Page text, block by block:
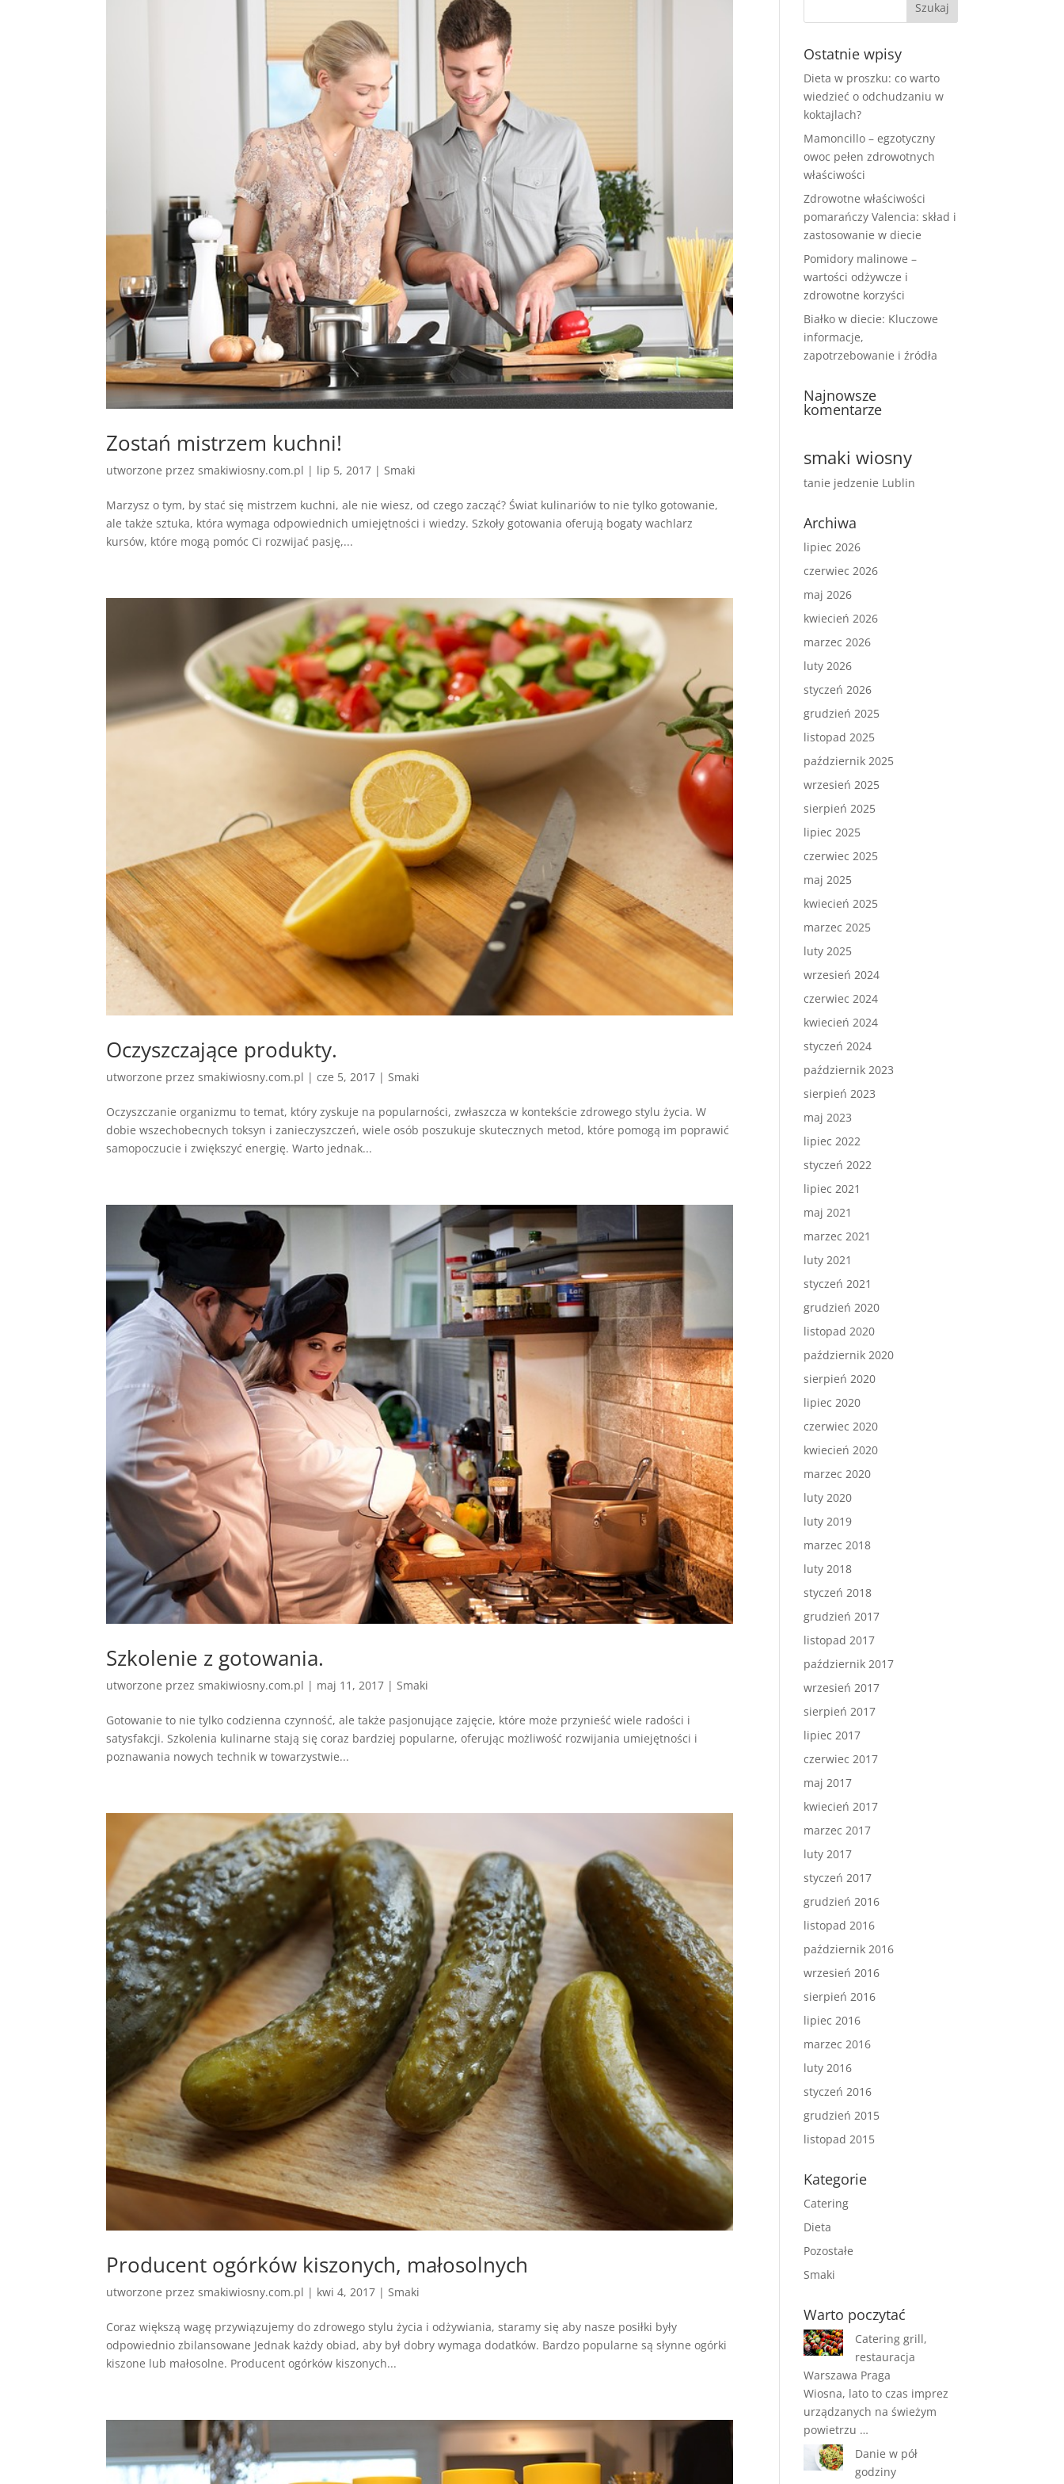
Zostań mistrzem kuchni!
utworzone przezsmakiwiosny.com.pl | lip 5, 2017 |Smaki
Marzysz o tym, by stać się mistrzem kuchni, ale nie wiesz, od czego zacząć? Świat kulinariów to nie tylko gotowanie,
ale także sztuka, która wymaga odpowiednich umiejętności i wiedzy. Szkoły gotowania oferują bogaty wachlarz
kursów, które mogą pomóc Ci rozwijać pasję,...
Oczyszczające produkty.
utworzone przezsmakiwiosny.com.pl |cze 5, 2017 |Smaki
Oczyszczanie organizmu to temat, który zyskuje na popularności, zwłaszcza w kontekście zdrowego stylu życia. W
dobie wszechobecnych toksyn i zanieczyszczeń, wiele osób poszukuje skutecznych metod, które pomogą im poprawić
samopoczucie i zwiększyć energię. Warto jednak...
Szkolenie z gotowania.
utworzone przezsmakiwiosny.com.pl | maj 11, 2017 |Smaki
Gotowanie to nie tylko codzienna czynność, ale także pasjonujące zajęcie, które może przynieść wiele radości i
satysfakcji. Szkolenia kulinarne stają się coraz bardziej popularne, oferując możliwość rozwijania umiejętności i
poznawania nowych technik w towarzystwie...
Producent ogórków kiszonych, małosolnych
utworzone przezsmakiwiosny.com.pl | kwi 4, 2017 |Smaki
Coraz większą wagę przywiązujemy do zdrowego stylu życia i odżywiania, staramy się aby nasze posiłki były
odpowiednio zbilansowane Jednak każdy obiad, aby był dobry wymaga dodatków. Bardzo popularne są słynne ogórki
kiszone lub małosolne. Producent ogórków kiszonych...
Ostatnie wpisy
Dieta w proszku: co warto
wiedzieć o odchudzaniu w
koktajlach?
Mamoncillo – egzotyczny
owoc pełen zdrowotnych
właściwości
Zdrowotne właściwości
pomarańczy Valencia: skład i
zastosowanie w diecie
Pomidory malinowe –
wartości odżywcze i
zdrowotne korzyści
Białko w diecie: Kluczowe
informacje,
zapotrzebowanie i źródła
Najnowsze
komentarze
smaki wiosny
tanie jedzenie Lublin
Archiwa
lipiec 2026
czerwiec 2026
maj 2026
kwiecień 2026
marzec 2026
luty 2026
styczeń 2026
grudzień 2025
listopad 2025
październik 2025
wrzesień 2025
sierpień 2025
lipiec 2025
czerwiec 2025
maj 2025
kwiecień 2025
marzec 2025
luty 2025
wrzesień 2024
czerwiec 2024
kwiecień 2024
styczeń 2024
październik 2023
sierpień 2023
maj 2023
lipiec 2022
styczeń 2022
lipiec 2021
maj 2021
marzec 2021
luty 2021
styczeń 2021
grudzień 2020
listopad 2020
październik 2020
sierpień 2020
lipiec 2020
czerwiec 2020
kwiecień 2020
marzec 2020
luty 2020
luty 2019
marzec 2018
luty 2018
styczeń 2018
grudzień 2017
listopad 2017
październik 2017
wrzesień 2017
sierpień 2017
lipiec 2017
czerwiec 2017
maj 2017
kwiecień 2017
marzec 2017
luty 2017
styczeń 2017
grudzień 2016
listopad 2016
październik 2016
wrzesień 2016
sierpień 2016
lipiec 2016
marzec 2016
luty 2016
styczeń 2016
grudzień 2015
listopad 2015
Kategorie
Catering
Dieta
Pozostałe
Smaki
Warto poczytać
Catering grill,
restauracja
Warszawa Praga
Wiosna, lato to czas imprez
urządzanych na świeżym
powietrzu …
Danie w pół
godziny